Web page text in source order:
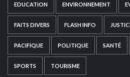
EDUCATION ENVIRONNEMENT
FAITS DIVERS FLASH INFO
PACIFIQUE POLITIQUE SANTÉ
SPORTS TOURISME